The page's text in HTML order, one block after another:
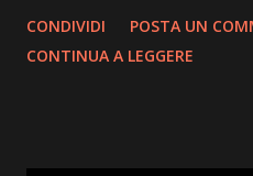
grassi. Nelle sue taglie
fritta, ma nelle taglie
CONDIVIDI
POSTA UN
CONTINUA A LEGGERE